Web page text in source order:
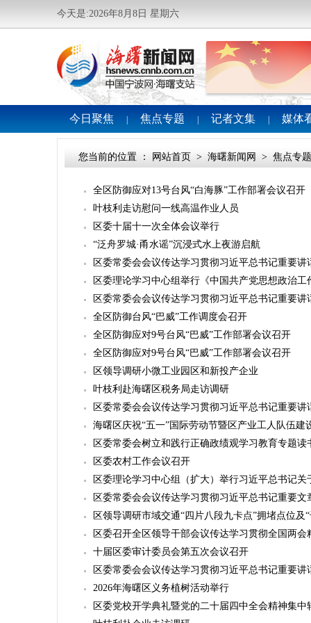
今天是:2026年8月8日 星期六
今日聚焦 焦点专题 记者文集 媒体
您当前的位置 ： 网站首页 > 海曙新闻网 > 焦点专题
全区防御应对13号台风“白海豚”工作部署会议召开
叶枝利走访慰问一线高温作业人员
区委十届十一次全体会议举行
“泛舟罗城·甬水谣”沉浸式水上夜游启航
区委常委会会议传达学习贯彻习近平总书记重要
区委理论学习中心组举行《中国共产党思想政治工
区委常委会会议传达学习贯彻习近平总书记重要讲
全区防御台风“巴威”工作调度会召开
全区防御应对9号台风“巴威”工作部署会议召开
全区防御应对9号台风“巴威”工作部署会议召开
区领导调研小微工业园区和新投产企业
叶枝利赴海曙区税务局走访调研
区委常委会会议传达学习贯彻习近平总书记重要讲
海曙区庆祝“五一”国际劳动节暨区产业工人队伍建
区委常委会树立和践行正确政绩观学习教育专题读
区委农村工作会议召开
区委理论学习中心组（扩大）举行习近平总书记
区委常委会会议传达学习贯彻习近平总书记重要文
区领导调研市域交通“四片八段九卡点”拥堵点位及
区委召开全区领导干部会议传达学习贯彻全国两会
十届区委审计委员会第五次会议召开
区委常委会会议传达学习贯彻习近平总书记重要讲
2026年海曙区义务植树活动举行
区委党校开学典礼暨党的二十届四中全会精神集中